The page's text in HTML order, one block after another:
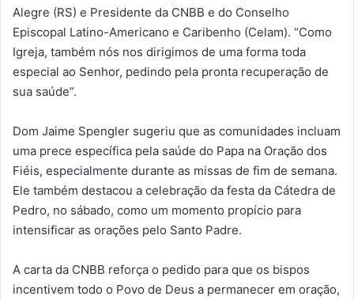
Alegre (RS) e Presidente da CNBB e do Conselho
Episcopal Latino-Americano e Caribenho (Celam). “Como
Igreja, também nós nos dirigimos de uma forma toda
especial ao Senhor, pedindo pela pronta recuperação de
sua saúde”.
Dom Jaime Spengler sugeriu que as comunidades incluam
uma prece específica pela saúde do Papa na Oração dos
Fiéis, especialmente durante as missas de fim de semana.
Ele também destacou a celebração da festa da Cátedra de
Pedro, no sábado, como um momento propício para
intensificar as orações pelo Santo Padre.
A carta da CNBB reforça o pedido para que os bispos
incentivem todo o Povo de Deus a permanecer em oração,